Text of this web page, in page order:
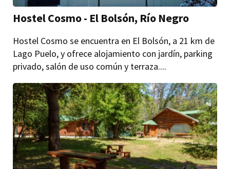
Hostel Cosmo - El Bolsón, Río Negro
Hostel Cosmo se encuentra en El Bolsón, a 21 km de
Lago Puelo, y ofrece alojamiento con jardín, parking
privado, salón de uso común y terraza....